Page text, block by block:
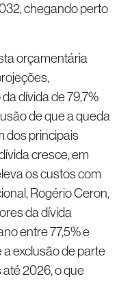
chegando perto
orçamentária
dívida de 79,7%
de que a queda
dos principais
cresce, em
os custos com
Rogério Ceron,
da dívida
entre 77,5% e
a exclusão de parte
2026, o que